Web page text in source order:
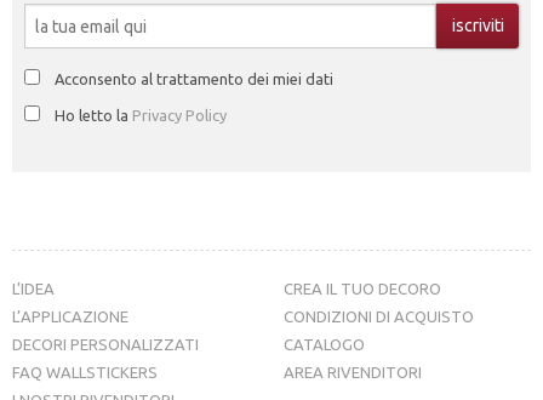
Acconsento al trattamento dei miei dati
Ho letto la Privacy Policy
L’IDEA
L’APPLICAZIONE
DECORI PERSONALIZZATI
FAQ WALLSTICKERS
CREA IL TUO DECORO
CONDIZIONI DI ACQUISTO
CATALOGO
AREA RIVENDITORI